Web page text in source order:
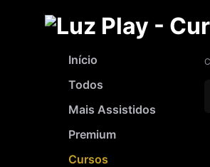
Início
Todos
Mais Assistidos
Premium
Cursos